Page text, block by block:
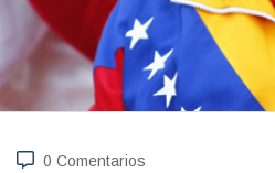
0 Comentarios